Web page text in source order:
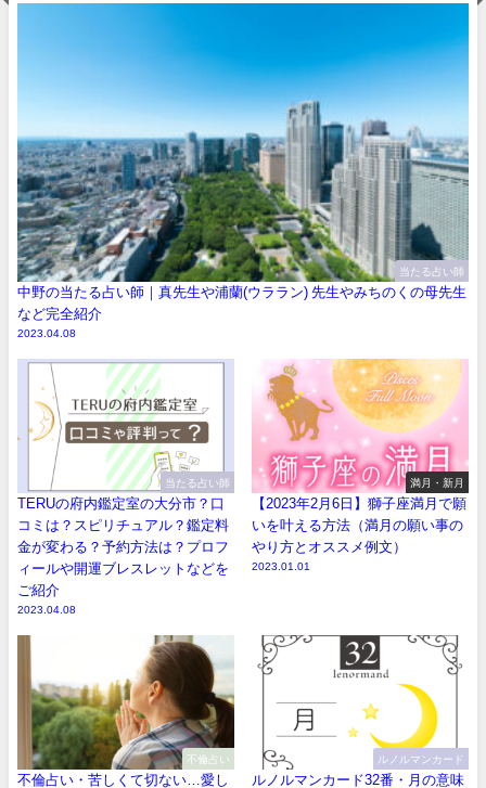
当たる占い師
中野の当たる占い師｜真先生や浦蘭(ウララン) 先生やみちのくの母先生
など完全紹介
2023.04.08
当たる占い師
TERUの府内鑑定室の大分市？口
コミは？スピリチュアル？鑑定料
金が変わる？予約方法は？プロフ
ィールや開運ブレスレットなどを
ご紹介
2023.04.08
満月・新月
【2023年2月6日】獅子座満月で願
いを叶える方法（満月の願い事の
やり方とオススメ例文）
2023.01.01
不倫占い
不倫占い・苦しくて切ない…愛し
ルノルマンカード
ルノルマンカード32番・月の意味